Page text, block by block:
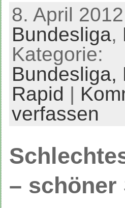
8. April
Bundesliga,
Kategorie:
Bundesliga,
Rapid |
verfassen
– schöner